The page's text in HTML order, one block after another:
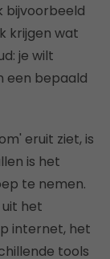
bijvoorbeeld
krijgen wat
je wilt
een bepaald
eruit ziet, is
is het
te nemen.
het
internet, het
tools